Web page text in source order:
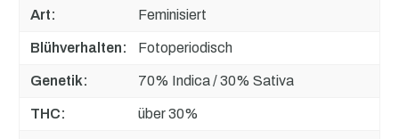
Art: Feminisiert
Blühverhalten: Fotoperiodisch
Genetik: 70% Indica / 30% Sativa
THC: über 30%